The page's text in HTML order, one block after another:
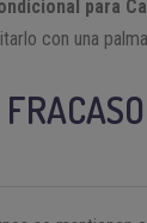
para
con una